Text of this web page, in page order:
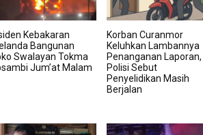
Kebakaran
Bangunan
Swalayan Tokma
Jum’at Malam
Korban Curanmor
Keluhkan Lambannya
Penanganan Laporan,
Polisi Sebut
Penyelidikan Masih
Berjalan